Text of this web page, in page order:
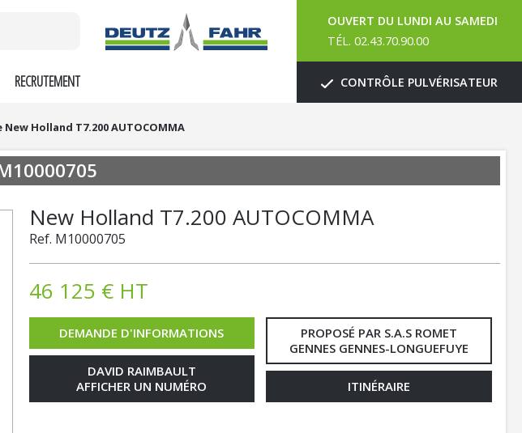
RECRUTEMENT
OUVERT DU LUNDI AU SAMEDI
TÉL. 02.43.70.90.00
CONTRÔLE PULVÉRISATEUR
Holland T7.200 AUTOCOMMA
New Holland T7.200 AUTOCOMMA
Ref. M10000705
46 125 € HT
DEMANDE D'INFORMATIONS
DAVID RAIMBAULT
AFFICHER UN NUMÉRO
PROPOSÉ PAR S.A.S ROMET
GENNES GENNES-LONGUEFUYE
ITINÉRAIRE